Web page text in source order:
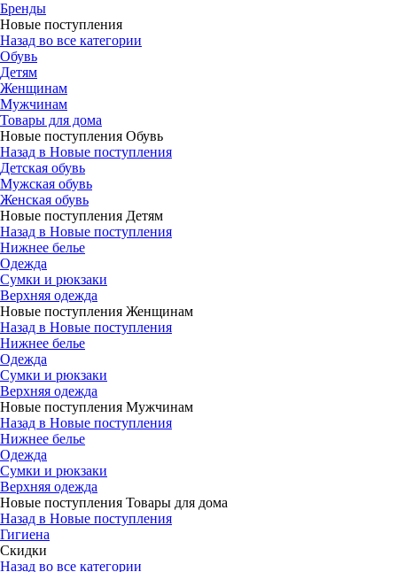
Бренды
Новые поступления
Назад во все категории
Обувь
Детям
Женщинам
Мужчинам
Товары для дома
Новые поступления Обувь
Назад в Новые поступления
Детская обувь
Мужская обувь
Женская обувь
Новые поступления Детям
Назад в Новые поступления
Нижнее белье
Одежда
Сумки и рюкзаки
Верхняя одежда
Новые поступления Женщинам
Назад в Новые поступления
Нижнее белье
Одежда
Сумки и рюкзаки
Верхняя одежда
Новые поступления Мужчинам
Назад в Новые поступления
Нижнее белье
Одежда
Сумки и рюкзаки
Верхняя одежда
Новые поступления Товары для дома
Назад в Новые поступления
Гигиена
Скидки
Назад во все категории